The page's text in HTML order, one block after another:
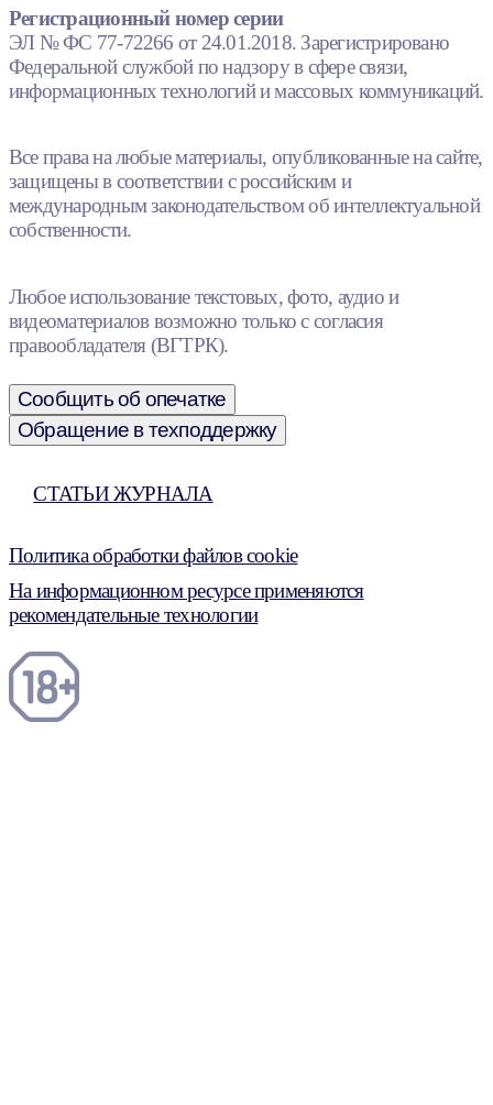
Регистрационный номер серии
ЭЛ № ФС 77-72266 от 24.01.2018. Зарегистрировано
Федеральной службой по надзору в сфере связи,
информационных технологий и массовых коммуникаций.
Все права на любые материалы, опубликованные на сайте,
защищены в соответствии с российским и
международным законодательством об интеллектуальной
собственности.
Любое использование текстовых, фото, аудио и
видеоматериалов возможно только с согласия
правообладателя (ВГТРК).
Сообщить об опечатке
Обращение в техподдержку
СТАТЬИ ЖУРНАЛА
Политика обработки файлов cookie
На информационном ресурсе применяются
рекомендательные технологии